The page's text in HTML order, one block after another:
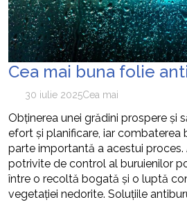
Cea mai buna folie
30 iulie 2025Cea mai
Obținerea unei grădini prospere și
efort și planificare, iar combaterea
parte importantă a acestui
potrivite de control al buruienilor
între o recoltă bogată și o luptă
vegetației nedorite. Soluțiile